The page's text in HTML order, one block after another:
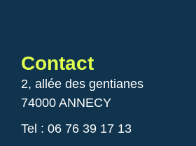
Contact
2, allée des gentianes
74000 ANNECY
Tel : 06 76 39 17 13